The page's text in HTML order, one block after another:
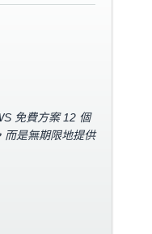
免費方案 12 個
而是無期限地提供